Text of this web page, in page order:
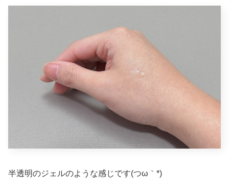
半透明のジェルのような感じです(つω｀*)